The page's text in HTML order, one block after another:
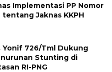
Implementasi PP Nomor
Jaknas KKPH
Yonif 726/Tml Dukung
Stunting di
RI-PNG